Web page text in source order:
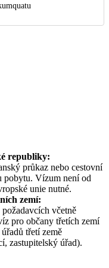
republiky:
průkaz nebo cestovní
pobytu. Vízum není od
unie nutné.
zemí:
včetně
pro občany třetích zemí
třetí země
zastupitelský úřad).